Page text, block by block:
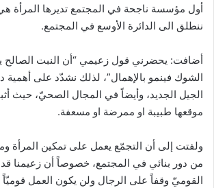
أول مؤسسة ناجحة في المجتمع تديرها المرأة
ننطلق الى الدائرة الأوسع في المجتمع.
أضافت: يحضرني قول زعيمي “أن النبت الصالح
الشوك فينمو بالإهمال”، لذلك نشدّد على أهمية
الجيل الجديد، وأيضاً في المجال الصحيّ، حيث
موقعها طبيبة او ممرضة او مسعفة.
ولفتت إلى أن التجمّع يعمل على تمكين المرأة
من دور بنائي في المجتمع، خصوصاً أن زعيمنا
القوميّ وقفاً على الرجال ولن يكون العمل